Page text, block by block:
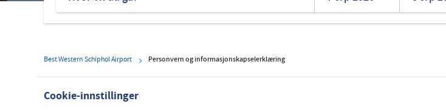
Romanian
Best Western Schiphol Airport Personvern og informasjonskapselerklæring
Cookie-innstillinger